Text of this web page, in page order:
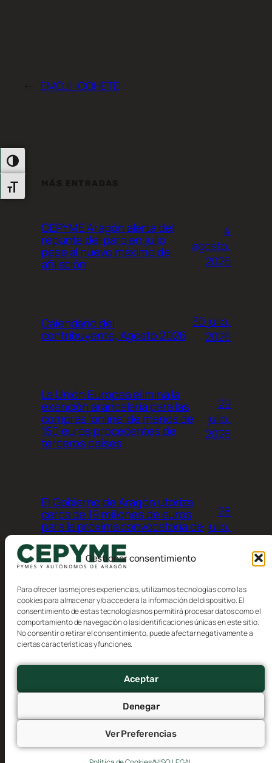
Gestionar consentimiento
Para ofrecer las mejores experiencias, utilizamos tecnologías como las
cookies para almacenar y/o acceder a la información del dispositivo. El
consentimiento de estas tecnologías nos permitirá procesar datos como el
comportamiento de navegación o las identificaciones únicas en este sitio.
No consentir o retirar el consentimiento, puede afectar negativamente a
ciertas características y funciones.
Aceptar
Denegar
Ver Preferencias
Alternar Alto Contraste
Alternar Tamaño De Letra
EMOJI_COHETE
CEPYME Aragón alerta del
repunte del paro en julio
pese al nuevo máximo de
afiliación
4
agosto,
2026
Calendario del
contribuyente, Agosto 2026
30 julio,
2026
La Unión Europea elimina la
exención arancelaria para las
compras ‘online’ de menos de
150 euros procedentes de
terceros países
29
julio,
2026
El Gobierno de Aragón utoriza
cerca de 19 millones de euros
para la próxima convocatoria de
ayudas a industrias
agroalimentarias
28
julio,
Autores
Eventos
Diseñado con